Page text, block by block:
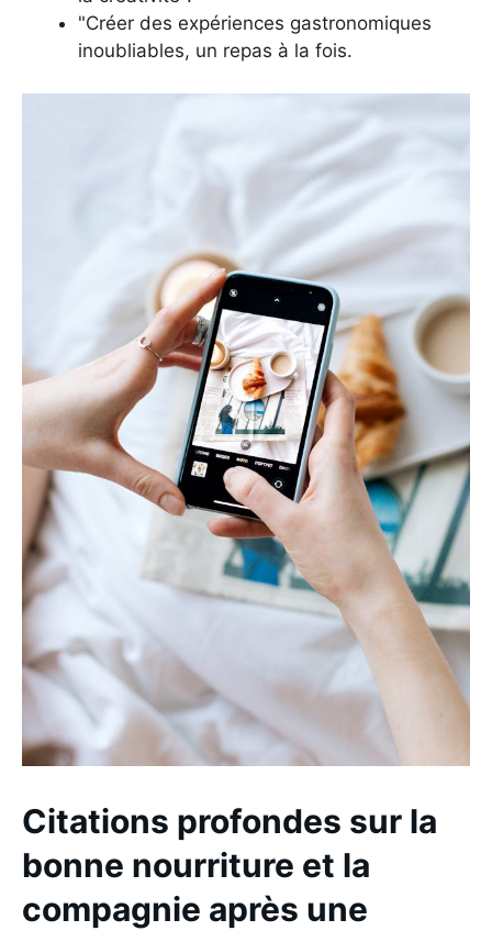
"Créer des expériences gastronomiques
inoubliables, un repas à la fois.
Citations profondes sur la
bonne nourriture et la
compagnie après une